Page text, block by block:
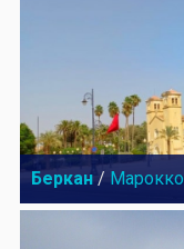
Беркан / Марокко